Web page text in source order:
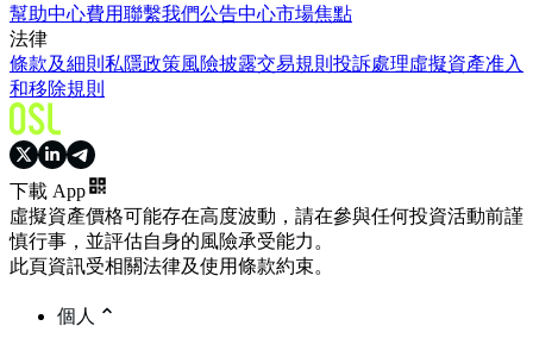
幫助中心費用聯繫我們公告中心市場焦點
法律
條款及細則 私隱政策風險披露交易規則 投訴處理虛擬資產准入
和移除規則
下載 App
虛擬資產價格可能存在高度波動，請在參與任何投資活動前謹
慎行事，並評估自身的風險承受能力。
此頁資訊受相關法律及使用條款約束。
個人